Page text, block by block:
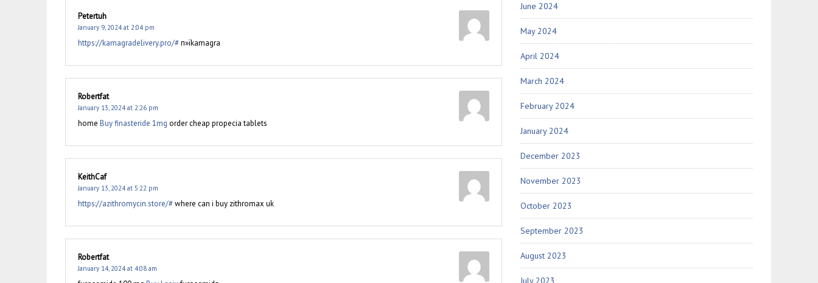
Petertuh
January 9, 2024 at 2:04 pm
https://kamagradelivery.pro/#п»їkamagra
Robertfat
January 13, 2024 at 2:26 pm
home Buy finasteride 1mg order cheap propecia tablets
KeithCaf
January 13, 2024 at 5:22 pm
https://azithromycin.store/#where can i buy zithromax uk
Robertfat
January 14, 2024 at 4:08 am
June 2024
May 2024
April 2024
March 2024
February 2024
January 2024
December 2023
November 2023
October 2023
September 2023
August 2023
July 2023